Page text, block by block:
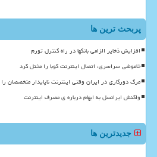
پربحث ترین ها
افزایش ذخایر الزامی بانکها در راه کنترل تورم
خاموشی سراسری، اتصال اینترنت کوبا را مختل کرد
مرگ دورکاری در ایران وقتی اینترنت ناپایدار متخصصان
واکنش ایرانسل به ابهام درباره ی مصرف اینترنت
جدیدترین ها